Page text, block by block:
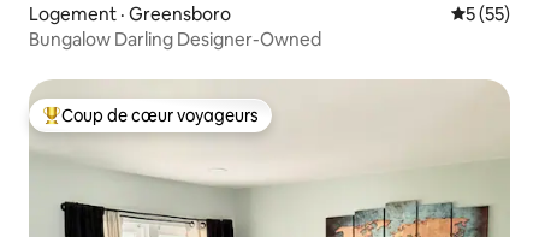
Logement · Greensboro Note
5 (55)
Bungalow Darling Designer-Owned
Coup de cœur voyageurs parmi les plus aimés
Coup de cœur voyageurs